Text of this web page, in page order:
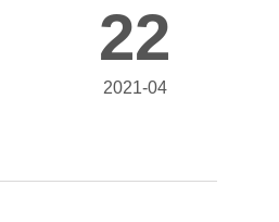
22
2021-04